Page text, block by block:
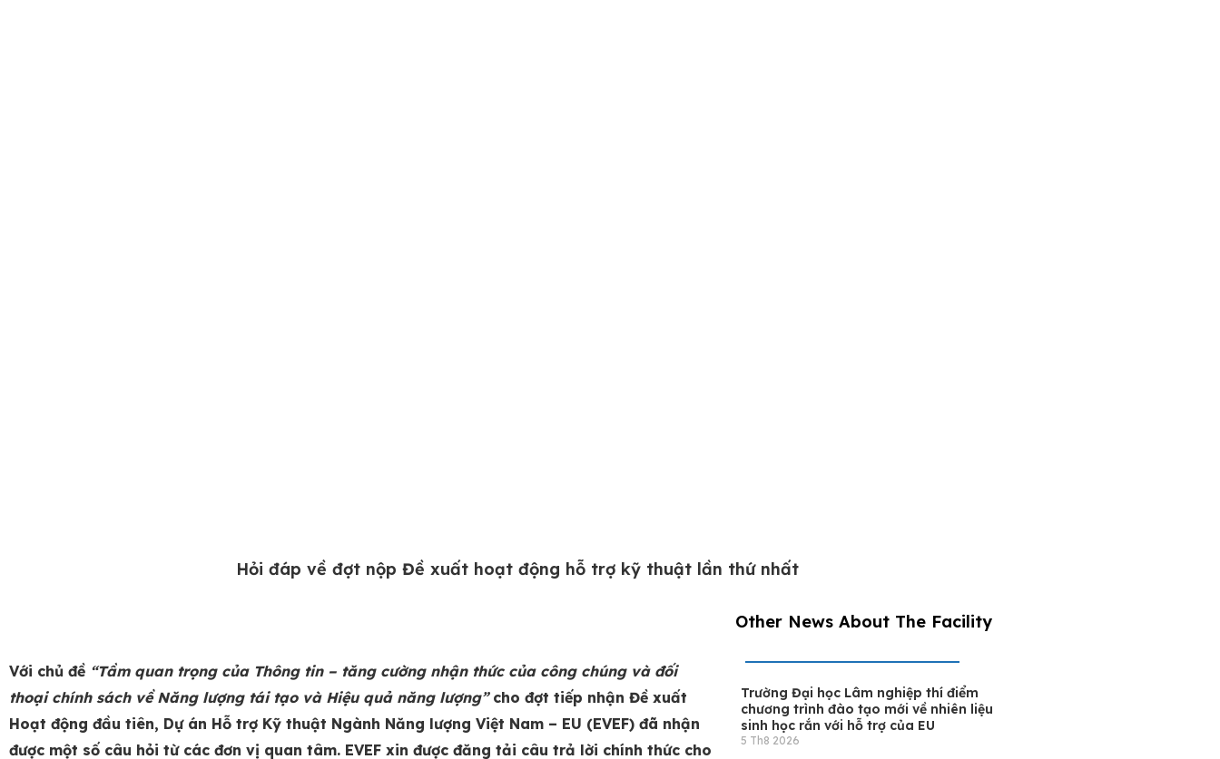
Hỏi đáp về đợt nộp Đề xuất hoạt động hỗ trợ kỹ thuật lần thứ nhất
Với chủ đề “Tầm quan trọng của Thông tin – tăng cường nhận thức của công chúng và đối
thoại chính sách về Năng lượng tái tạo và Hiệu quả năng lượng” cho đợt tiếp nhận Đề xuất
Hoạt động đầu tiên, Dự án Hỗ trợ Kỹ thuật Ngành Năng lượng Việt Nam – EU (EVEF) đã nhận
được một số câu hỏi từ các đơn vị quan tâm. EVEF xin được đăng tải câu trả lời chính thức cho
Other News About The Facility
Trường Đại học Lâm nghiệp thí điểm
chương trình đào tạo mới về nhiên liệu
sinh học rắn với hỗ trợ của EU
5 Th8 2026